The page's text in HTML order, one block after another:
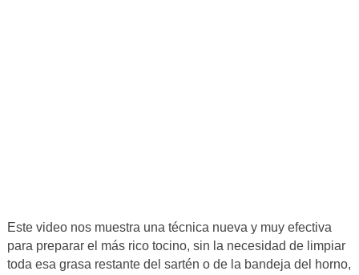
Este video nos muestra una técnica nueva y muy efectiva
para preparar el más rico tocino, sin la necesidad de limpiar
toda esa grasa restante del sartén o de la bandeja del horno,